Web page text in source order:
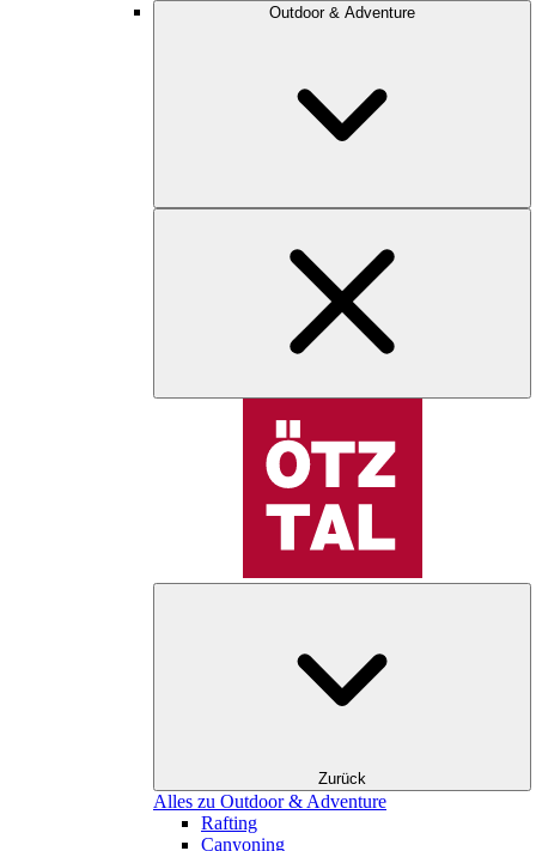
Outdoor & Adventure
Zurück
Alles zu Outdoor & Adventure
Rafting
Canyoning